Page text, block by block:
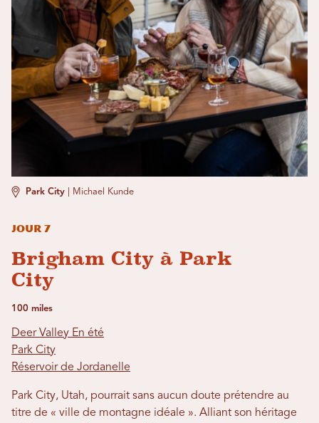
Park City Michael Kunde
Jour 7
Brigham City à Park
City
100 miles
Deer Valley En été
Park City
Réservoir de Jordanelle
Park City, Utah, pourrait sans aucun doute prétendre au
titre de « ville de montagne idéale ». Alliant son héritage